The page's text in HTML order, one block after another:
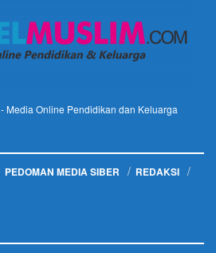
- Media Online Pendidikan dan Keluarga
PEDOMAN MEDIA SIBER
REDAKSI